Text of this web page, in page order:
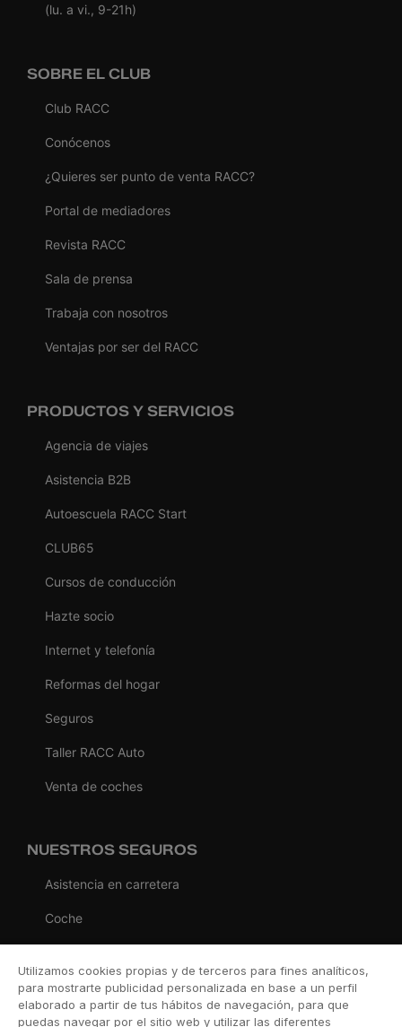
(lu. a vi., 9-21h)
SOBRE EL CLUB
Club RACC
Conócenos
¿Quieres ser punto de venta RACC?
Portal de mediadores
Revista RACC
Sala de prensa
Trabaja con nosotros
Ventajas por ser del RACC
PRODUCTOS Y SERVICIOS
Agencia de viajes
Asistencia B2B
Autoescuela RACC Start
CLUB65
Cursos de conducción
Hazte socio
Internet y telefonía
Reformas del hogar
Seguros
Taller RACC Auto
Venta de coches
NUESTROS SEGUROS
Asistencia en carretera
Coche
Viaje
Hogar
Utilizamos cookies propias y de terceros para fines analíticos,
para mostrarte publicidad personalizada en base a un perfil
elaborado a partir de tus hábitos de navegación, para que
puedas navegar por el sitio web y utilizar las diferentes